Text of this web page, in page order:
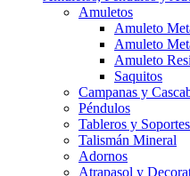
Amuletos
Amuleto
Amuleto
Amuleto
Saquitos
Campanas y
Péndulos
Tableros y
Talismán Mineral
Adornos
Atrapasol y